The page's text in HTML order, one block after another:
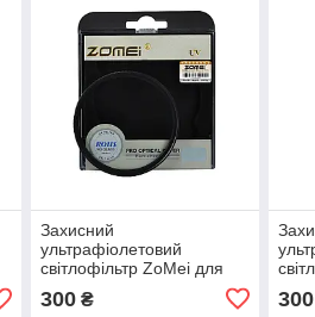
Захисний
ультрафіолетовий
світлофільтр ZoMei для
об'єктива фотокамери - 37
мм
300₴
мм
300